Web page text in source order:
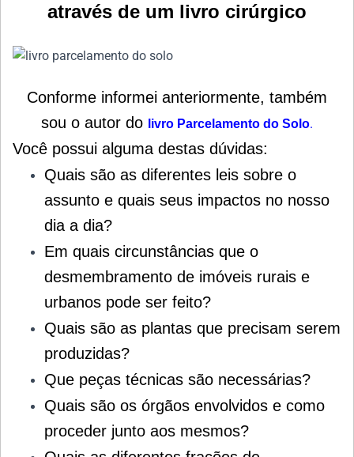
através de um livro cirúrgico
Conforme informei anteriormente, também
sou o autor do
livro Parcelamento do Solo.
Você possui alguma destas dúvidas:
Quais são as diferentes leis sobre o
assunto e quais seus impactos no nosso
dia a dia?
Em quais circunstâncias que o
desmembramento de imóveis rurais e
urbanos pode ser feito?
Quais são as plantas que precisam serem
produzidas?
Que peças técnicas são necessárias?
Quais são os órgãos envolvidos e como
proceder junto aos mesmos?